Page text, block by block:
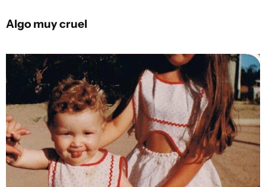
Algo muy cruel